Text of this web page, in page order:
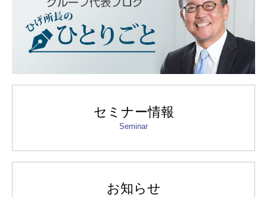
セミナー情報
Seminar
お知らせ